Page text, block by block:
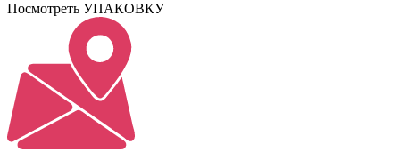
Посмотреть УПАКОВКУ